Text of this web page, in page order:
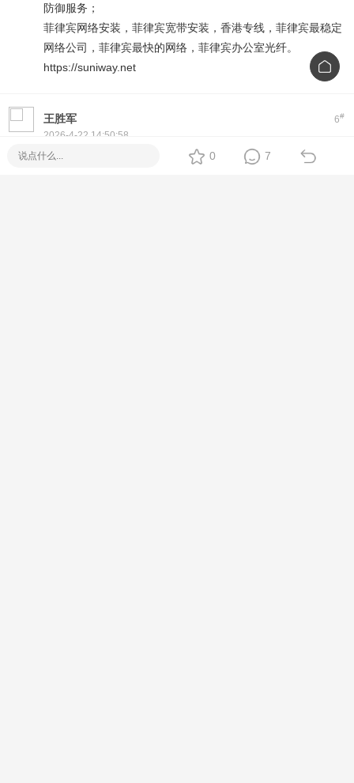
防御服务；
菲律宾网络安装，菲律宾宽带安装，香港专线，菲律宾最稳定
网络公司，菲律宾最快的网络，菲律宾办公室光纤。
https://suniway.net
6#
王胜军
2026-4-22 14:50:58
0 7